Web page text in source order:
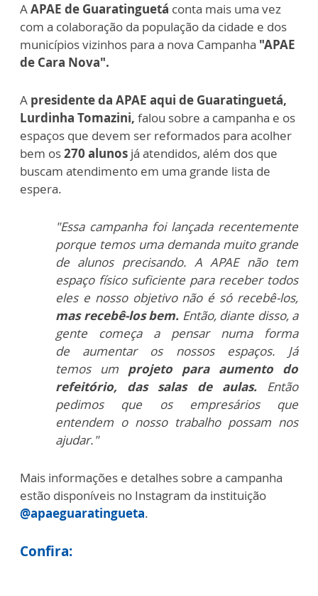
AAPAE de Guaratinguetá conta mais uma vez
com a colaboração da população da cidade e dos
municípios vizinhos para a nova Campanha "APAE
de Cara Nova".
A presidente da APAE aqui de Guaratinguetá,
Lurdinha Tomazini, falou sobre a campanha e os
espaços que devem ser reformados para acolher
bem os270 alunos já atendidos, além dos que
buscam atendimento em uma grande lista de
espera.
"Essa campanha foi lançada recentemente
porque temos uma demanda muito grande
de alunos precisando. A APAE não tem
espaço físico suficiente para receber todos
eles e nosso objetivo não é só recebê-los,
mas recebê-los bem. Então, diante disso, a
gente começa a pensar numa forma
de aumentar os nossos espaços. Já
temos um projeto para aumento do
refeitório, das salas de aulas. Então
pedimos que os empresários que
entendem o nosso trabalho possam nos
ajudar."
Mais informações e detalhes sobre a campanha
estão disponíveis no Instagram da instituição
@apaeguaratingueta.
Confira: